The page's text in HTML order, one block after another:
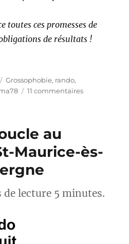
toutes ces promesses de
de résultats !
Étiquettes
Grossophobie, rando,
11 commentairessur
et
avec
au
Maurice-ès-
de lecture 5 minutes.